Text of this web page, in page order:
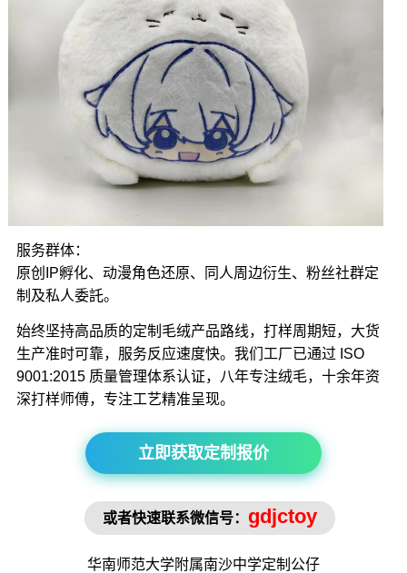
服务群体：
原创IP孵化、动漫角色还原、同人周边衍生、粉丝社群定
制及私人委託。
始终坚持高品质的定制毛绒产品路线，打样周期短，大货
生产准时可靠，服务反应速度快。我们工厂已通过 ISO
9001:2015 质量管理体系认证，八年专注绒毛，十余年资
深打样师傅，专注工艺精准呈现。
立即获取定制报价
或者快速联系微信号： gdjctoy
华南师范大学附属南沙中学定制公仔